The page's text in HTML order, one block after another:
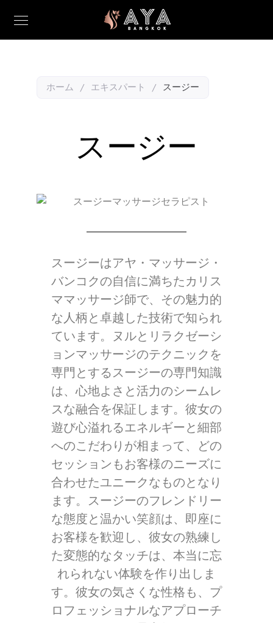
ホーム / エキスパート / スージー
スージー
スージーはアヤ・マッサージ・
バンコクの自信に満ちたカリス
ママッサージ師で、その魅力的
な人柄と卓越した技術で知られ
ています。ヌルとリラクゼーシ
ョンマッサージのテクニックを
専門とするスージーの専門知識
は、心地よさと活力のシームレ
スな融合を保証します。彼女の
遊び心溢れるエネルギーと細部
へのこだわりが相まって、どの
セッションもお客様のニーズに
合わせたユニークなものとなり
ます。スージーのフレンドリー
な態度と温かい笑顔は、即座に
お客様を歓迎し、彼女の熟練し
た変態的なタッチは、本当に忘
れられない体験を作り出しま
す。彼女の気さくな性格も、プ
ロフェッショナルなアプローチ